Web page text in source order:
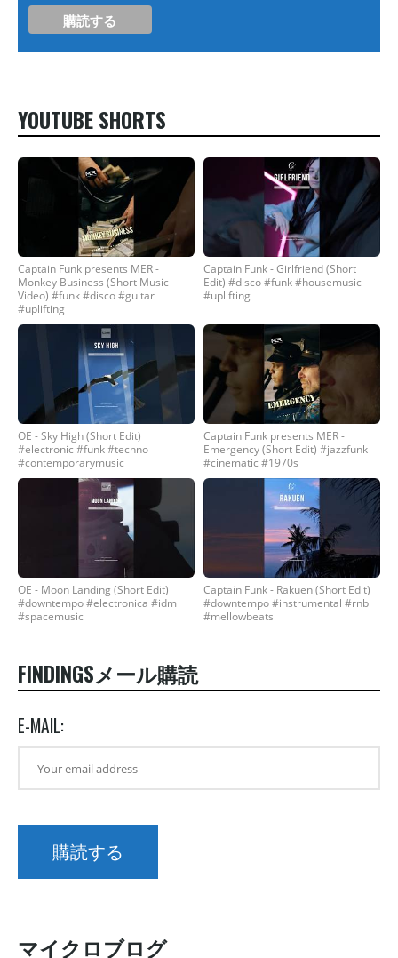
YOUTUBE SHORTS
Captain Funk presents MER -
Monkey Business (Short Music
Video) #funk #disco #guitar
#uplifting
Captain Funk - Girlfriend (Short
Edit) #disco #funk #housemusic
#uplifting
OE - Sky High (Short Edit)
#electronic #funk #techno
#contemporarymusic
Captain Funk presents MER -
Emergency (Short Edit) #jazzfunk
#cinematic #1970s
OE - Moon Landing (Short Edit)
#downtempo #electronica #idm
#spacemusic
Captain Funk - Rakuen (Short Edit)
#downtempo #instrumental #rnb
#mellowbeats
FINDINGSメール購読
E-MAIL:
マイクロブログ